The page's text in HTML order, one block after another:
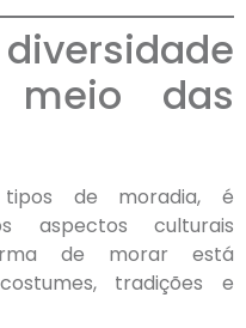
meio das
de moradia, é
aspectos culturais
de morar está
tradições e